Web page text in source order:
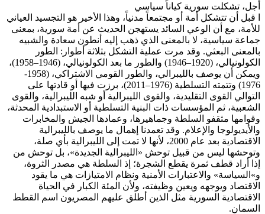
أجل، تشكلت سورية كياناً سياسي
ا قبل أن تتشكل أمة أو مجتمعاً مدنياً، وهذا الأخير هو التجسيد العياني
للأمة، مع أن الوعي السائد يستهجن الحديث عن أمة سورية، بمعنى
جماعة سياسية، لا بالمعنى الذي ذهب إليه أنطون سعادة والشبيه
بالمعنى البعثي. وقد مرت عملية التشكل بثلاثة أطوار: الطور
الكولونيالي، (1920–1946) والطور ما بعد الكولونيالي، (1946–1958)،
ويمكن أن يوصف بالليبرالي، والطور القومي الاشتراكي، (1958-
1976) وتتمته التسلطية (1976–2011)، برزت فيها أو قادتها على
التوالي القوى التقليدية، والقوى الليبرالية أو شبه الليبرالية، والقوى
الشعبية، ثم المؤسسات ذات البنية التسلطية أو الاستبدادية المحدثة،
وقوامها مثقفو السلطة وجماهيرها، وعمادها الجيش والمخابرات
والأيديولوجا والإعلام. وقد تعمدنا إهمال ما يوصف بالليبرالية
الاقتصادية بعد عام 2000، لأنها لا تمت إلى الليبرالية بأي صلة،
وتوحشها ليس من قبيل توحش «الليبرالية الجديدة»، بل توحش من
إذا أراد قطف ثمرة يقطع الشجرة؛ إذ السلطة هي مصدر الثروة،
و»السياسة» والاعتبارات الأمنية ونظام الامتيازات هي ما يقود
الاقتصاد ويوجهه ويعين وظيفته، ولأن المئة الكبار في الحياة
الاقتصادية السورية مثل الذين أطلق عليهم المصريون اسم القطط
السمان.